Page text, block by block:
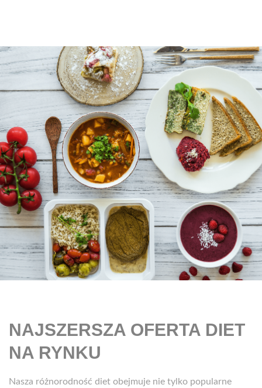
NAJSZERSZA OFERTA DIET
NA RYNKU
Nasza różnorodność diet obejmuje nie tylko popularne